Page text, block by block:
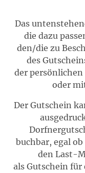
Das
die dazu
den/die zu
des
der persönlichen
oder
Der Gutschein
buchbar, egal
den Last-
als Gutschein